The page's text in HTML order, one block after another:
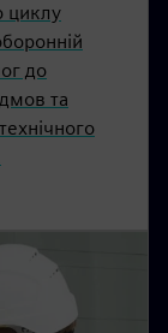
циклу
до
та